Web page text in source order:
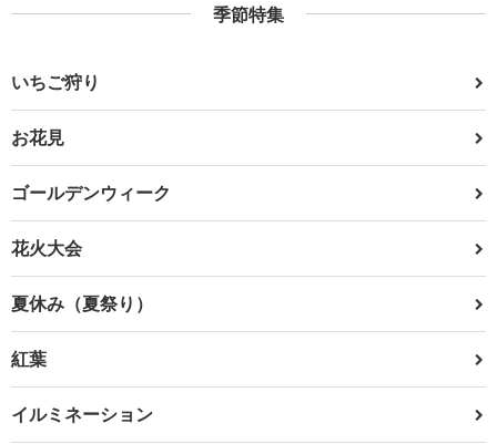
季節特集
いちご狩り
お花見
ゴールデンウィーク
花火大会
夏休み（夏祭り）
紅葉
イルミネーション